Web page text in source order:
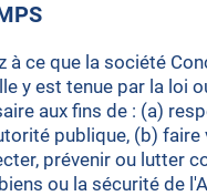
ce que la société
y est tenue par la
aux fins de : (a)
publique, (b)
prévenir ou lutter
ou la sécurité de